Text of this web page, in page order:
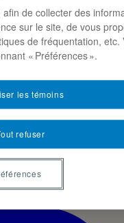
de collecter des
sur le site, de vous
de fréquentation, etc.
« Préférences ».
refuser
les témoins